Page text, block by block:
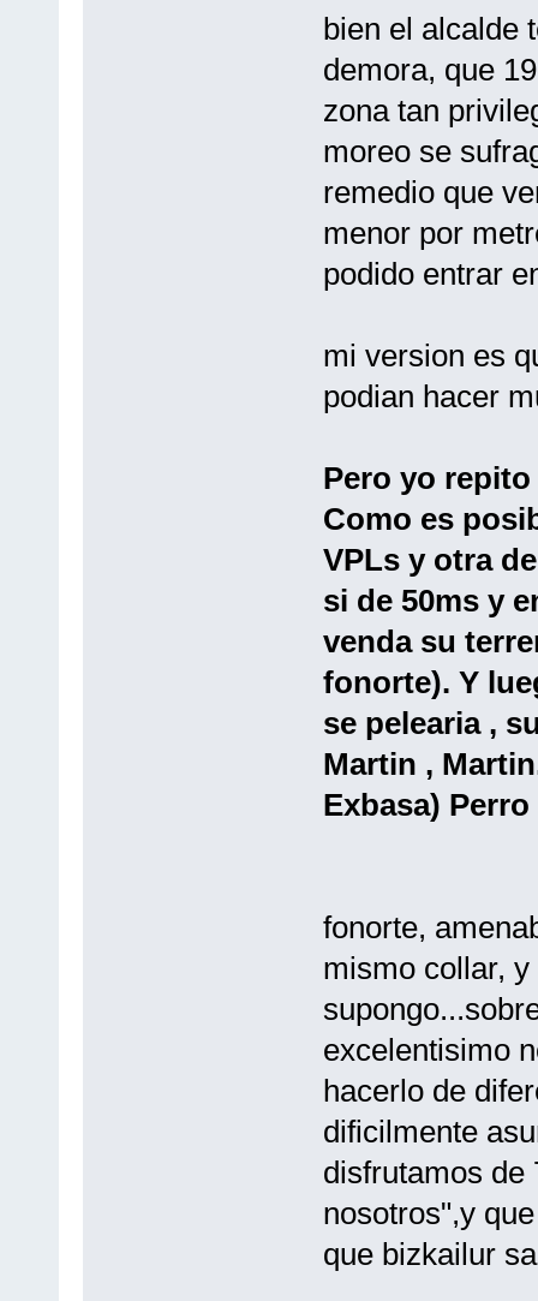
bien el alcalde
demora, que
zona tan
moreo se
remedio que
menor por
podido entrar
mi version es
podian hacer
Pero yo
Como es
VPLs y otra
si de 50ms y
venda su
fonorte). Y
se pelearia ,
Martin ,
Exbasa)
fonorte,
mismo collar,
excelentisimo
hacerlo de
dificilmente
disfrutamos de
nosotros",y
que bizkailur